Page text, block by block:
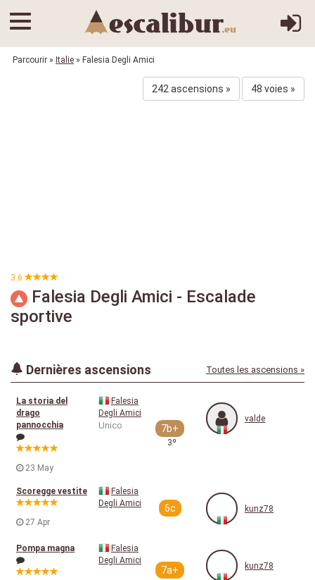
Parcourir » Italie » Falesia Degli Amici
242 ascensions » 48 voies »
3.6
Falesia Degli Amici - Escalade
sportive
Dernières ascensions Toutes les ascensions »
La storia del
drago
pannocchia
23 May
Falesia
Degli Amici
Unico 7b+
3º
valde
Scoregge vestite
27 Apr
Falesia
Degli Amici
6c kunz78
Pompa magna
Falesia
Degli Amici
7a+ kunz78